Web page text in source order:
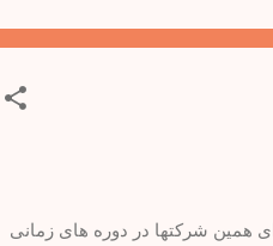
همین شرکتها در دوره های زمانی